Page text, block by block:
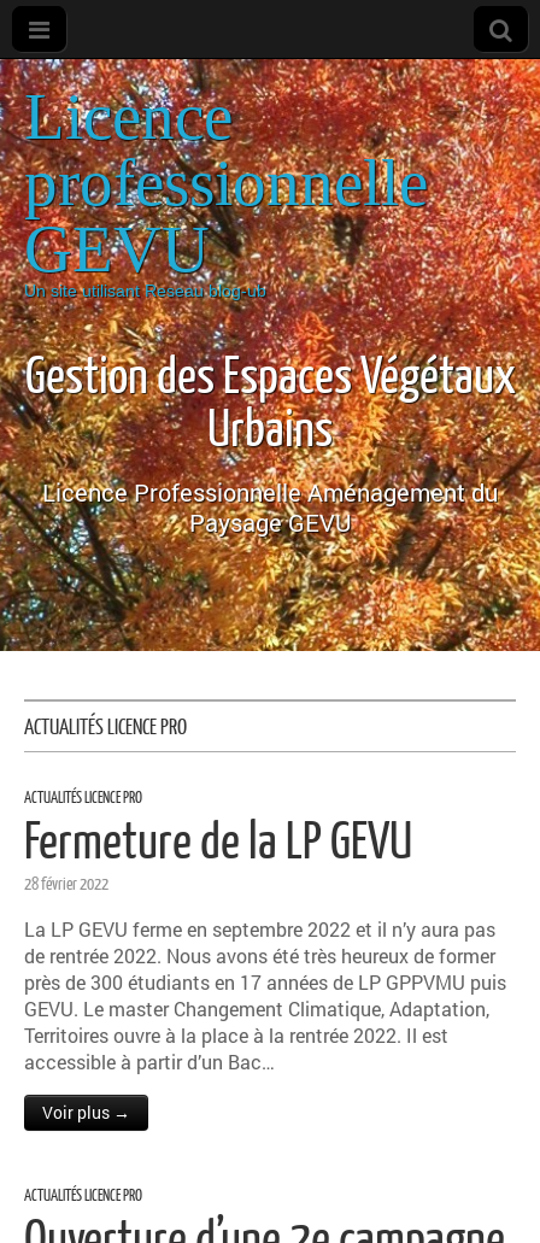
Licence
professionnelle
GEVU
Un site utilisant Reseau blog-ub
Gestion des Espaces Végétaux
Urbains
Licence Professionnelle Aménagement du
Paysage GEVU
ACTUALITÉS LICENCE PRO
ACTUALITÉS LICENCE PRO
Fermeture de la LP GEVU
28 février 2022
La LP GEVU ferme en septembre 2022 et il n’y aura pas
de rentrée 2022. Nous avons été très heureux de former
près de 300 étudiants en 17 années de LP GPPVMU puis
GEVU. Le master Changement Climatique, Adaptation,
Territoires ouvre à la place à la rentrée 2022. Il est
accessible à partir d’un Bac…
Voir plus →
ACTUALITÉS LICENCE PRO